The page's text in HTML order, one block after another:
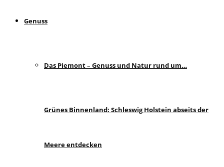
Genuss
Das Piemont – Genuss und Natur rund um…
Grünes Binnenland: Schleswig Holstein abseits der
Meere entdecken